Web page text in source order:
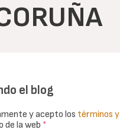
el blog
y acepto los términos y
de la web *